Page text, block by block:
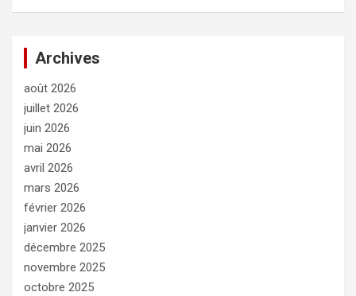
Archives
août 2026
juillet 2026
juin 2026
mai 2026
avril 2026
mars 2026
février 2026
janvier 2026
décembre 2025
novembre 2025
octobre 2025